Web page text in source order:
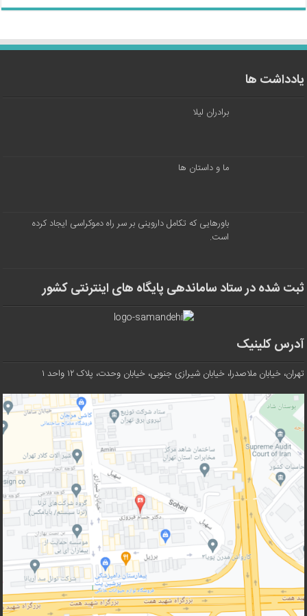
یادداشت ها
برادران لیلا
ما و داستان ها
باورهایی که تکامل داروینی بر سر راه دموکراسی ایجاد کرده
است.
ثبت شده در ستاد ساماندهی پایگاه های اینترنتی کشور
آدرس کلینیک
تهران، خیابان ملاصدرا، خیابان شیرازی جنوبی، خیابان وحدت، پلاک ۱۲ واحد ۱